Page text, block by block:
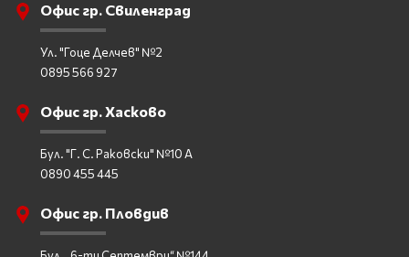
Офис гр. Свиленград
Ул. "Гоце Делчев" №2
0895 566 927
Офис гр. Хасково
Бул. "Г. С. Раковски" №10 А
0890 455 445
Офис гр. Пловдив